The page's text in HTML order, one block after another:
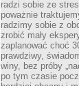
radzi sobie ze
poważnie
radzimy sobie z
zrobić mały
zaplanować choć
prawdziwy,
winy, bez próby
po tym czasie